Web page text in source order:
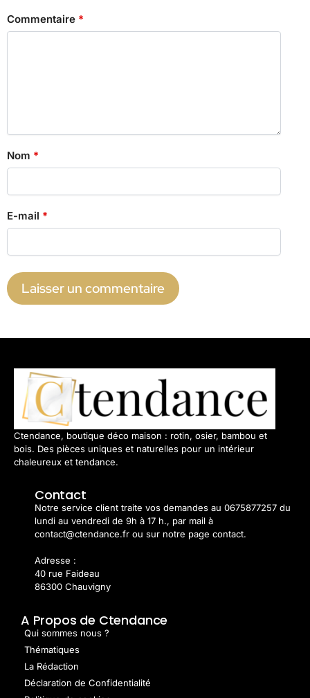
Commentaire *
Nom *
E-mail *
Ctendance, boutique déco maison : rotin, osier, bambou et
bois. Des pièces uniques et naturelles pour un intérieur
chaleureux et tendance.
Contact
Notre service client traite vos demandes au 0675877257 du
lundi au vendredi de 9h à 17 h., par mail à
contact@ctendance.fr ou sur notre page contact.
Adresse :
40 rue Faideau
86300 Chauvigny
A Propos de Ctendance
Qui sommes nous ?
Thématiques
La Rédaction
Déclaration de Confidentialité